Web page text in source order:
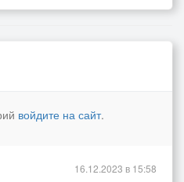
войдите на сайт.
16.12.2023 в 15:58